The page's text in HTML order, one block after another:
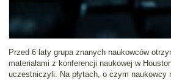
Przed 6 laty grupa znanych naukowców
materiałami z konferencji naukowej w
uczestniczyli. Na płytach, o czym naukowcy